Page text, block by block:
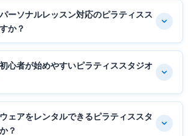
ーソナルレッスン対応のピラティスス
か？
心者が始めやすいピラティススタジオ
ェアをレンタルできるピラティススタ
？